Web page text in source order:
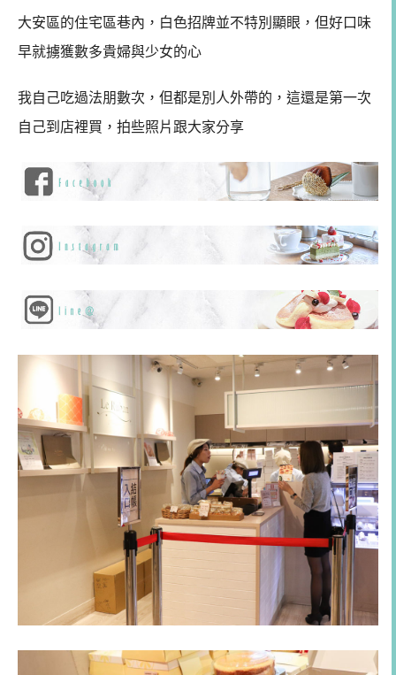
大安區的住宅區巷內，白色招牌並不特別顯眼，但好口味
早就擄獲數多貴婦與少女的心
我自己吃過法朋數次，但都是別人外帶的，這還是第一次
自己到店裡買，拍些照片跟大家分享